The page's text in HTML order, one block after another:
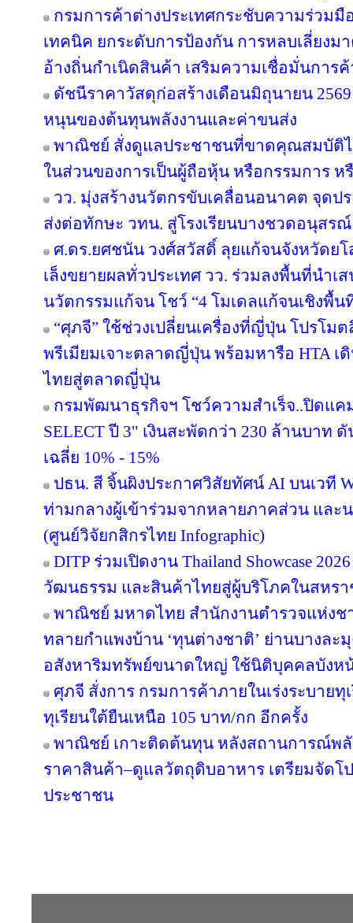
กรมการค้าต่างประเทศกระชับความร่วมมื
เทคนิค ยกระดับการป้องกัน การหลบเลี่ยงม
อ้างถิ่นกำเนิดสินค้า เสริมความเชื่อมั่นการค้
ดัชนีราคาวัสดุก่อสร้างเดือนมิถุนายน
หนุนของต้นทุนพลังงานและค่าขนส่ง
พาณิชย์ สั่งดูแลประชาชนที่ขาดคุณสมบัติ
ในส่วนของการเป็นผู้ถือหุ้น หรือกรรมการ
วว. มุ่งสร้างนวัตกรขับเคลื่อนอนาคต จุดป
ส่งต่อทักษะ วทน. สู่โรงเรียนบางชวดอนุสรณ์
ศ.ดร.ยศชนัน วงศ์สวัสดิ์ ลุยแก้จนจังหวัดย
เล็งขยายผลทั่วประเทศ วว. ร่วมลงพื้นที่นำเ
นวัตกรรมแก้จน โชว์ “4 โมเดลแก้จนเชิงพื้น
“ศุภจี” ใช้ช่วงเปลี่ยนเครื่องที่ญี่ปุ่น โปรโ
พรีเมียมเจาะตลาดญี่ปุ่น พร้อมหารือ HTA
ไทยสู่ตลาดญี่ปุ่น
กรมพัฒนาธุรกิจฯ โชว์ความสำเร็จ..ปิดแค
SELECT ปี 3" เงินสะพัดกว่า 230 ล้านบาท
เฉลี่ย 10% - 15%
ปธน. สี จิ้นผิงประกาศวิสัยทัศน์ AI บนเวที
ท่ามกลางผู้เข้าร่วมจากหลายภาคส่วน และ
(ศูนย์วิจัยกสิกรไทย Infographic)
DITP ร่วมเปิดงาน Thailand Showcase
วัฒนธรรม และสินค้าไทยสู่ผู้บริโภคในสหร
พาณิชย์ มหาดไทย สำนักงานตำรวจแห่ง
ทลายกำแพงบ้าน ‘ทุนต่างชาติ’ ย่านบางละ
อสังหาริมทรัพย์ขนาดใหญ่ ใช้นิติบุคคลบังห
ศุภจี สั่งการ กรมการค้าภายในเร่งระบาย
ทุเรียนใต้ยืนเหนือ 105 บาท/กก อีกครั้ง
พาณิชย์ เกาะติดต้นทุน หลังสถานการณ์พ
ราคาสินค้า–ดูแลวัตถุดิบอาหาร เตรียมจัดโ
ประชาชน